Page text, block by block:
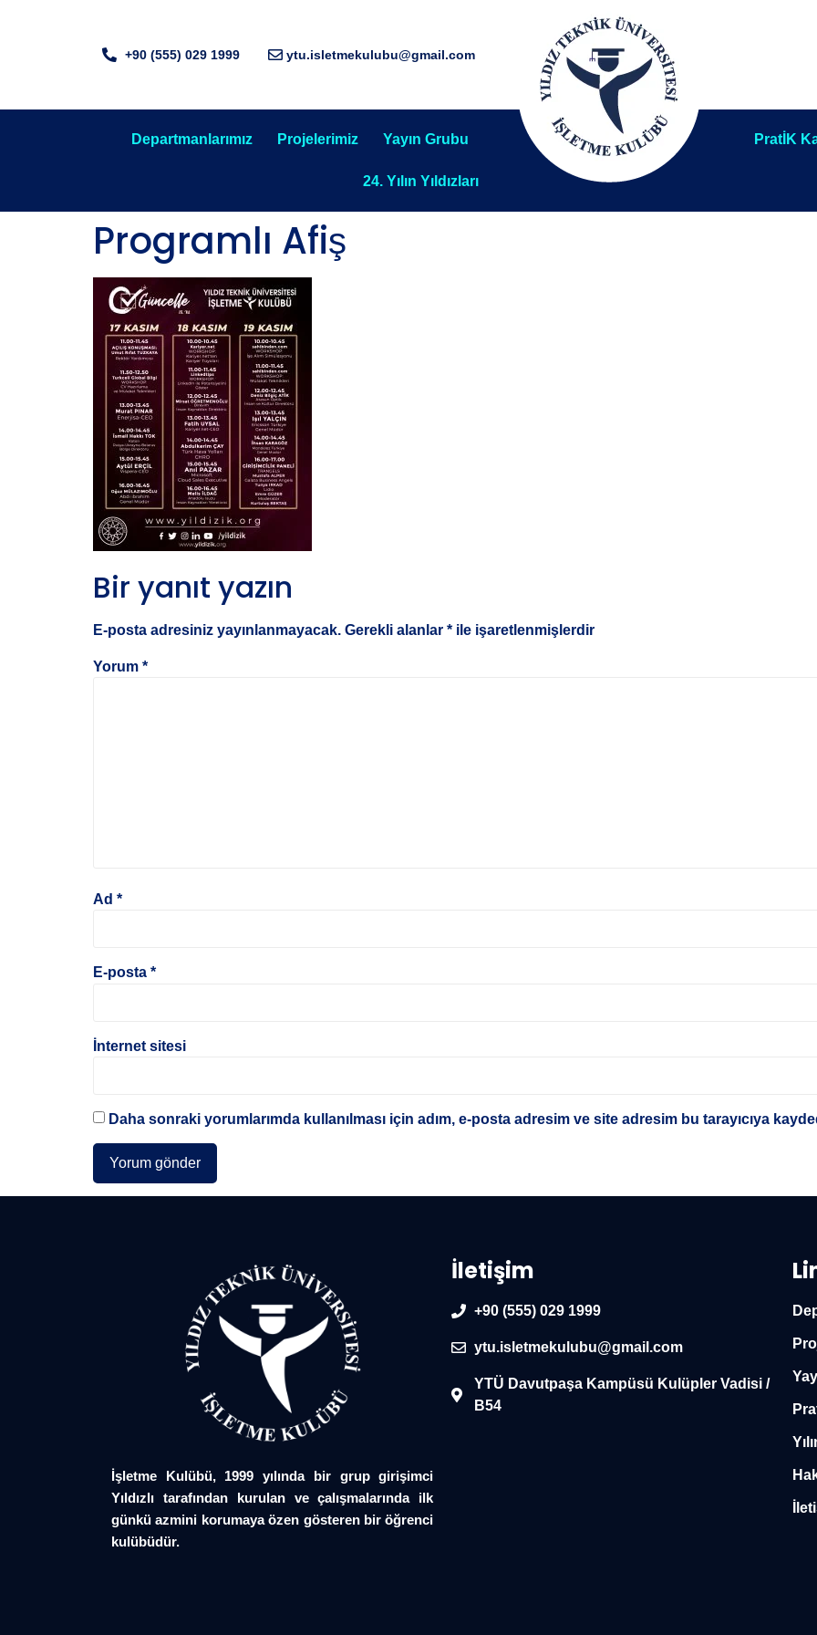
+90 (555) 029 1999 ytu.isletmekulubu@gmail.com
Departmanlarımız Projelerimiz Yayın Grubu
24. Yılın Yıldızları
PratİK
Programlı Afiş
Bir yanıt yazın
E-posta adresiniz yayınlanmayacak. Gerekli alanlar * ile işaretlenmişlerdir
Yorum *
Ad *
E-posta *
İnternet sitesi
Daha sonraki yorumlarımda kullanılması için adım, e-posta adresim ve site adresim bu tarayıcıya
İşletme Kulübü, 1999 yılında bir grup girişimci
Yıldızlı tarafından kurulan ve çalışmalarında ilk
günkü azmini korumaya özen gösteren bir öğrenci
kulübüdür.
İletişim
+90 (555) 029 1999
ytu.isletmekulubu@gmail.com
YTÜ Davutpaşa Kampüsü Kulüpler Vadisi /
B54